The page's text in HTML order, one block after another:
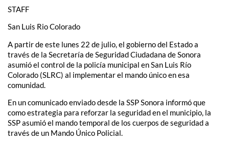
STAFF
San Luis Rio Colorado
A partir de este lunes 22 de julio, el gobierno del Estado a
través de la Secretaría de Seguridad Ciudadana de Sonora
asumió el control de la policía municipal en San Luis Río
Colorado (SLRC) al implementar el mando único en esa
comunidad.
En un comunicado enviado desde la SSP Sonora informó que
como estrategia para reforzar la seguridad en el municipio, la
SSP asumió el mando temporal de los cuerpos de seguridad a
través de un Mando Único Policial.